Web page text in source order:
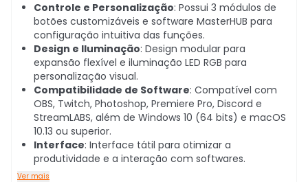
Controle e Personalização: Possui 3 módulos de
botões customizáveis e software MasterHUB para
configuração intuitiva das funções.
Design e Iluminação: Design modular para
expansão flexível e iluminação LED RGB para
personalização visual.
Compatibilidade de Software: Compatível com
OBS, Twitch, Photoshop, Premiere Pro, Discord e
StreamLABS, além de Windows 10 (64 bits) e macOS
10.13 ou superior.
Interface: Interface tátil para otimizar a
produtividade e a interação com softwares.
Ver mais